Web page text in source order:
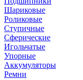
Шариковые
Роликовые
Ступичные
Сферические
Игольчатые
Упорные
Аккумуляторы
Ремни